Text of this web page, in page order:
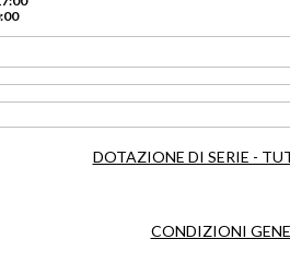
DOTAZIONE DI SERIE -
CONDIZIONI